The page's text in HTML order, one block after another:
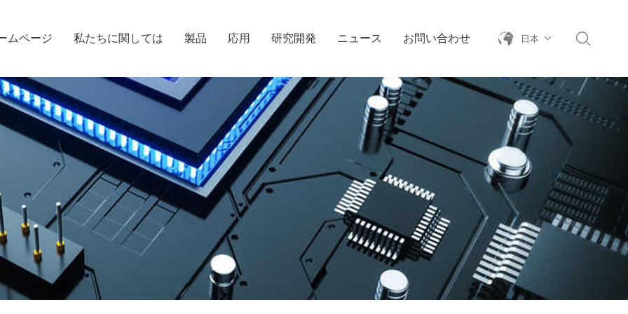
ムページ 私たちに関しては 製品 応用 研究開発 ニュース お問い合わせ 日本